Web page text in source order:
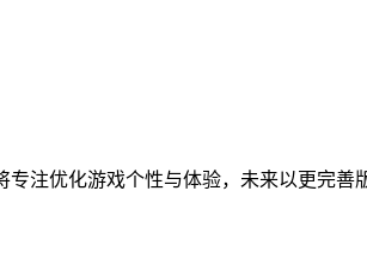
专注优化游戏个性与体验，未来以更完善